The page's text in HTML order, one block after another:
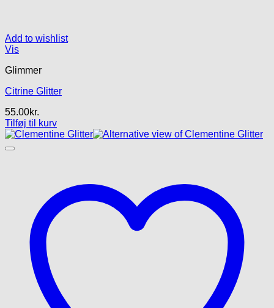
Add to wishlist
Vis
Glimmer
Citrine Glitter
55.00kr.
Tilføj til kurv